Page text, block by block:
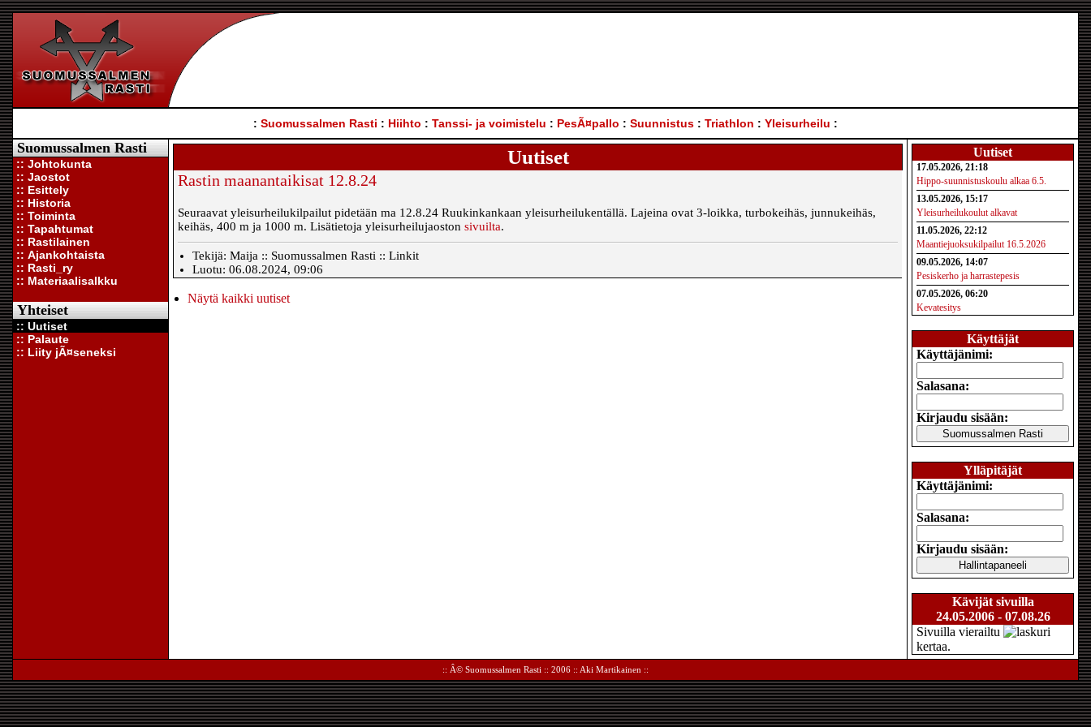
: Suomussalmen Rasti : Hiihto : Tanssi- ja voimistelu : PesÃ¤pallo : Suunnistus : Triathlon : Yleisurheilu :
Suomussalmen Rasti
:: Johtokunta
:: Jaostot
:: Esittely
:: Historia
:: Toiminta
:: Tapahtumat
:: Rastilainen
:: Ajankohtaista
:: Rasti_ry
:: Materiaalisalkku
Yhteiset
:: Uutiset
:: Palaute
:: Liity jÃ¤seneksi
Uutiset
Rastin maanantaikisat 12.8.24
Seuraavat yleisurheilukilpailut pidetään ma 12.8.24 Ruukinkankaan yleisurheilukentällä. Lajeina ovat 3-loikka, turbokeihäs, junnukeihäs,
keihäs, 400 m ja 1000 m. Lisätietoja yleisurheilujaoston sivuilta.
Tekijä: Maija :: Suomussalmen Rasti :: Linkit
Luotu: 06.08.2024, 09:06
Näytä kaikki uutiset
Uutiset
17.05.2026, 21:18
Hippo-suunnistuskoulu alkaa 6.5.
13.05.2026, 15:17
Yleisurheilukoulut alkavat
11.05.2026, 22:12
Maantiejuoksukilpailut 16.5.2026
09.05.2026, 14:07
Pesiskerho ja harrastepesis
07.05.2026, 06:20
Kevatesitys
Käyttäjät
Käyttäjänimi:
Salasana:
Kirjaudu sisään:
Ylläpitäjät
Käyttäjänimi:
Salasana:
Kirjaudu sisään:
Kävijät sivuilla
24.05.2006 - 07.08.26
Sivuilla vierailtu
kertaa.
:: Â© Suomussalmen Rasti :: 2006 :: Aki Martikainen ::